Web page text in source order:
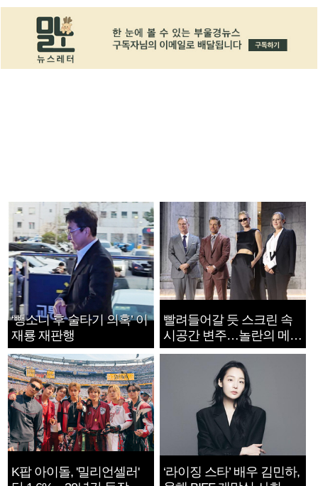
‘뺑소니 후 술타기 의혹’ 이
재룡 재판행
빨려들어갈 듯 스크린 속
시공간 변주…놀란의 메시
지는 ‘전쟁 속죄’
K팝 아이돌, '밀리언셀러'
‘라이징 스타’ 배우 김민하,